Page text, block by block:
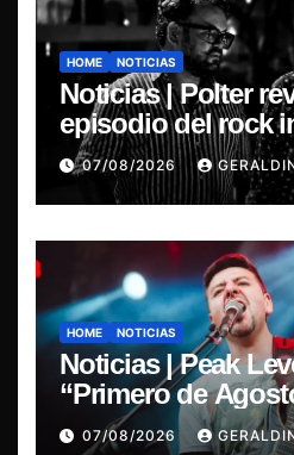
HOME NOTICIAS
Noticias | Polter
episodio del rock
chileno con el
“Esencial
07/08/2026
HOME NOTICIAS
Noticias | Peak
“Primero de
sonoro por el
07/08/2026